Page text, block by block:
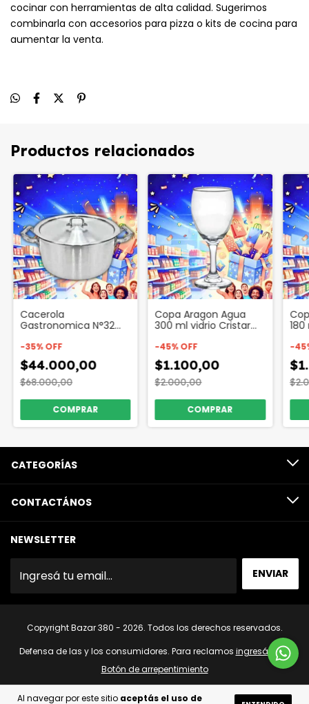
Al navegar por este sitio aceptás el uso de
cocinar con herramientas de alta calidad. Sugerimos
combinarla con accesorios para pizza o kits de cocina para
aumentar la venta.
Productos relacionados
Cacerola
Gastronomica N°32
Codigo 3569
-35%OFF
$44.000,00
$68.000,00
Copa Aragon Agua
300 ml vidrio Cristar
-45%OFF
$1.100,00
$2.000,00
-45
CATEGORÍAS
CONTACTÁNOS
NEWSLETTER
Copyright Bazar 380 - 2026. Todos los derechos reservados.
Defensa de las y los consumidores. Para reclamos ingresá acá.
Botón de arrepentimiento